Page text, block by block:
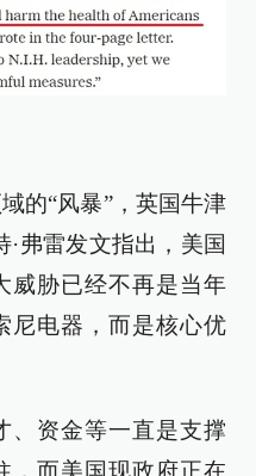
的“风暴”，英国牛津
弗雷发文指出，美国
威胁已经不再是当年
尼电器，而是核心优
、资金等一直是支撑